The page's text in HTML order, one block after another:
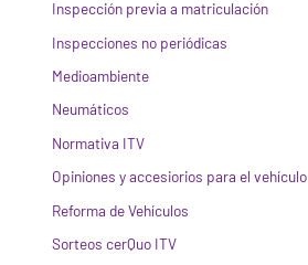
Inspección previa a matriculación
Inspecciones no periódicas
Medioambiente
Neumáticos
Normativa ITV
Opiniones y accesiorios para el vehículo
Reforma de Vehículos
Sorteos cerQuo ITV